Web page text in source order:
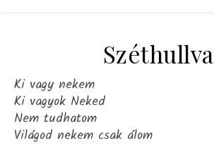
Széthullva
Ki vagy nekem
Ki vagyok Neked
Nem tudhatom
Világod nekem csak álom